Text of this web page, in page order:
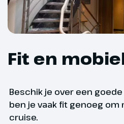
uitzicht
Hoogtepunt
De
Dom
Fit en
Beschik je over een
ben je vaak fit genoeg om
cruise.